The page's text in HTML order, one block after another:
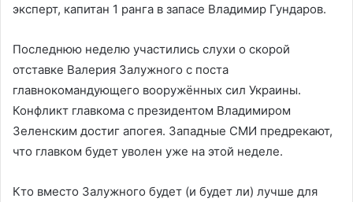
эксперт, капитан 1 ранга в запасе Владимир Гундаров.
Последнюю неделю участились слухи о скорой
отставке Валерия Залужного с поста
главнокомандующего вооружённых сил Украины.
Конфликт главкома с президентом Владимиром
Зеленским достиг апогея. Западные СМИ предрекают,
что главком будет уволен уже на этой неделе.
Кто вместо Залужного будет (и будет ли) лучше для